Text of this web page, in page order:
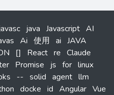
java Javascript AI
Ai 使用 ai JAVA
[] React re Claude
Promise js for linux
-- solid agent llm
docke id Angular Vue